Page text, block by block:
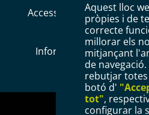
Aquest lloc
pròpies i de
correcte
millorar els
mitjançant
de
rebutjar totes
botó d'
tot",
configurar la
Accessibilitat Mapa web
Avís legal
Informació Bàsica RGPD